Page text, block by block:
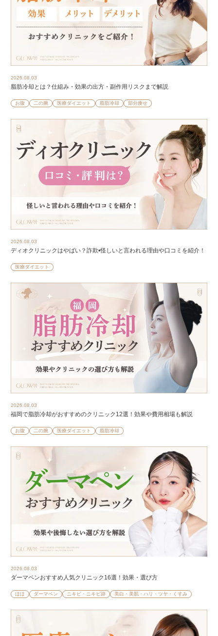
2026.08.03
脂肪冷却とは？仕組み・効果の出方・副作用リスクまで解説
お腹 二の腕 医療ダイエット 脂肪冷却 部分痩せ
2026.08.03
ディオクリニックはやばい？詐欺•怪しいと言われる理由や口コミを紹介！
医療ダイエット
2026.08.03
福岡で脂肪冷却がおすすめのクリニック12選！効果や費用相場も解説
お腹 二の腕 医療ダイエット 脂肪冷却
2026.08.03
ダーマペンおすすめ人気クリニック16選！効果・選び方
ほほ ダーマペン ニキビ・ニキビ跡 美白・美肌・ハリ・ツヤ・くすみ